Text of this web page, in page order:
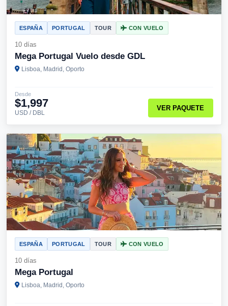
ESPAÑA PORTUGAL TOUR CON VUELO
10 días
Mega Portugal Vuelo desde GDL
Lisboa, Madrid, Oporto
Desde
$1,997
USD / DBL
VER PAQUETE
ESPAÑA PORTUGAL TOUR CON VUELO
10 días
Mega Portugal
Lisboa, Madrid, Oporto